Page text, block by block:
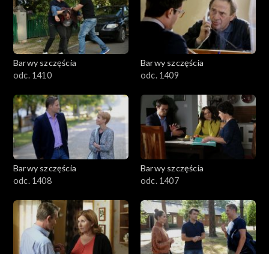
Barwy szczęścia
odc. 1410
Barwy szczęścia
odc. 1409
Barwy szczęścia
odc. 1408
Barwy szczęścia
odc. 1407